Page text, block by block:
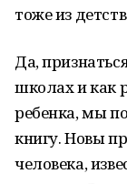
тоже из
Да,
школах и как
ребенка, мы
книгу. Новы
человека,